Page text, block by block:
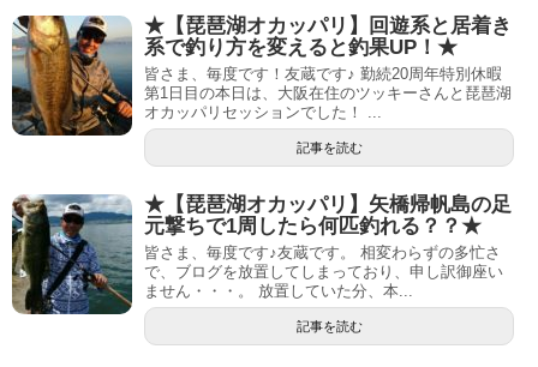
★【琵琶湖オカッパリ】回遊系と居着き
系で釣り方を変えると釣果UP！★
皆さま、毎度です！友蔵です♪ 勤続20周年特別休暇
第1日目の本日は、大阪在住のツッキーさんと琵琶湖
オカッパリセッションでした！ ...
記事を読む
★【琵琶湖オカッパリ】矢橋帰帆島の足
元撃ちで1周したら何匹釣れる？？★
皆さま、毎度です♪友蔵です。 相変わらずの多忙さ
で、ブログを放置してしまっており、申し訳御座い
ません・・・。 放置していた分、本...
記事を読む